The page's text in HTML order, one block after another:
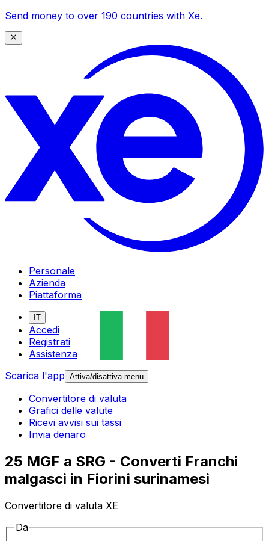
Send money to over 190 countries with Xe.
Personale
Azienda
Piattaforma
IT
Accedi
Registrati
Assistenza
Scarica l'app Attiva/disattiva menu
Convertitore di valuta
Grafici delle valute
Ricevi avvisi sui tassi
Invia denaro
25 MGF a SRG - Converti Franchi
malgasci in Fiorini surinamesi
Convertitore di valuta XE
Da